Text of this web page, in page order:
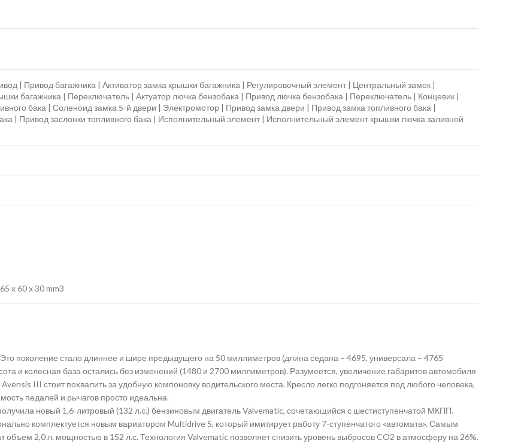
| Привод багажника | Активатор замка крышки багажника | Регулировочный элемент | Центральный замок |
багажника | Переключатель | Актуатор лючка бензобака | Привод лючка бензобака | Переключатель | Концевик |
бака | Соленоид замка 5-й двери | Электромотор | Привод замка двери | Привод замка топливного бака |
| Привод заслонки топливного бака | Исполнительный элемент | Исполнительный элемент крышки лючка заливной
x 60 x 30 mm3
поколение стало длиннее и шире предыдущего на 50 миллиметров (длина седана – 4695, универсала – 4765
и колесная база остались без изменений (1480 и 2700 миллиметров). Разумеется, увеличение габаритов автомобиля
III стоит похвалить за удобную компоновку водительского места. Кресло легко подгоняется под любого человека,
педалей и рычагов просто идеальна.
новый 1,6-литровый (132 л.с.) бензиновым двигатель Valvematic, сочетающийся с шестиступенчатой МКПП.
комплектуется новым вариатором Multidrive S, который имитирует работу 7-ступенчатого «автомата». Самым
2,0 л. мощностью в 152 л.с. Технология Valvematic позволяет снизить уровень выбросов CO2 в атмосферу на 26%.